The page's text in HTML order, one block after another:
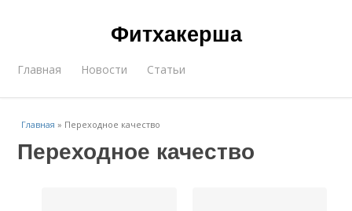
Фитхакерша
Главная Новости Статьи
Главная » Переходное качество
Переходное качество